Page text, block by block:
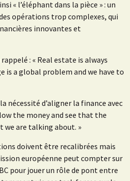
« l’éléphant dans la pièce » : un
opérations trop complexes, qui
innovantes et
: « Real estate is always
a global problem and we have to
nécessité d’aligner la finance avec
the money and see that the
we are talking about. »
doivent être recalibrées mais
européenne peut compter sur
pour jouer un rôle de pont entre